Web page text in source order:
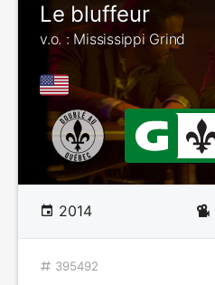
Le bluffeur
v.o. : Mississippi Grind
2014
395492